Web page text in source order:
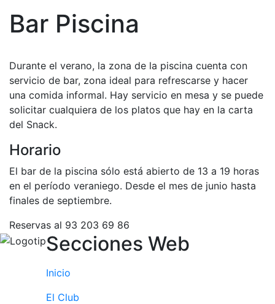
Historia
Cronología
Presidentes
Organización
directiva
Comisiones
y comités
Estructura
Fundación
Instalaciones
Preguntas
Bar Piscina
Durante el verano, la zona de la piscina cuenta con
servicio de bar, zona ideal para refrescarse y hacer
una comida informal. Hay servicio en mesa y se puede
solicitar cualquiera de los platos que hay en la carta
del Snack.
Horario
El bar de la piscina sólo está abierto de 13 a 19 horas
en el período veraniego. Desde el mes de junio hasta
finales de septiembre.
Reservas al 93 203 69 86
Secciones Web
Inicio
El Club